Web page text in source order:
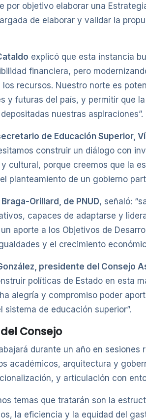
por objetivo elaborar una
de elaborar y validar la
explicó que esta instancia
financiera, pero
recursos. Nuestro norte es
y futuras del país, y permitir que
nuestras aspiraciones”.
de Educación Superior,
construir un diálogo con
cultural, porque creemos que la
planteamiento de un gobierno
Orillard, de PNUD, señaló:
capaces de adaptarse y
aporte a los Objetivos de
y el crecimiento
presidente del Consejo
políticas de Estado en esta
alegría y compromiso poder
sistema de educación superior”.
Consejo
durante un año en
académicos, arquitectura y
y articulación con
temas que tratarán son la
la eficiencia y la equidad del